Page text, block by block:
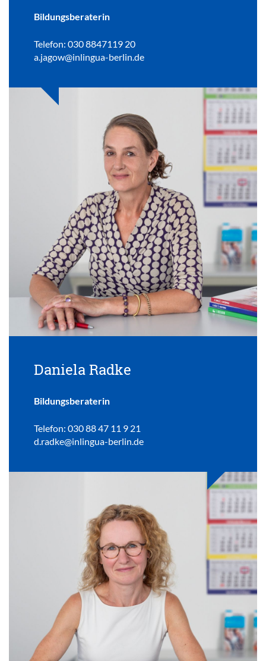
Bildungsberaterin
Telefon: 030 8847119 20
a.jagow@inlingua-berlin.de
Daniela Radke
Bildungsberaterin
Telefon: 030 88 47 11 9 21
d.radke@inlingua-berlin.de